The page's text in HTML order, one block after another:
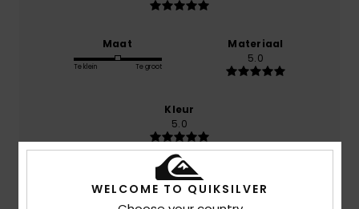
Maat
Te klein Te groot
Materiaal
5.0
Kleur
5.0
WELCOME TO QUIKSILVER